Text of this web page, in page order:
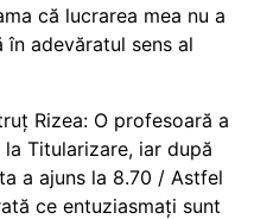
că lucrarea mea nu a
adevăratul sens al
Rizea: O profesoară a
Titularizare, iar după
a ajuns la 8.70 / Astfel
ce entuziasmați sunt